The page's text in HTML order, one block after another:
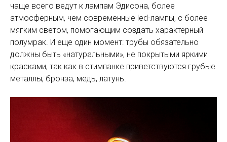
чаще всего ведут к лампам Эдисона, более
атмосферным, чем современные led-лампы, с более
мягким светом, помогающим создать характерный
полумрак. И еще один момент: трубы обязательно
должны быть «натуральными», не покрытыми яркими
красками, так как в стимпанке приветствуются грубые
металлы, бронза, медь, латунь.